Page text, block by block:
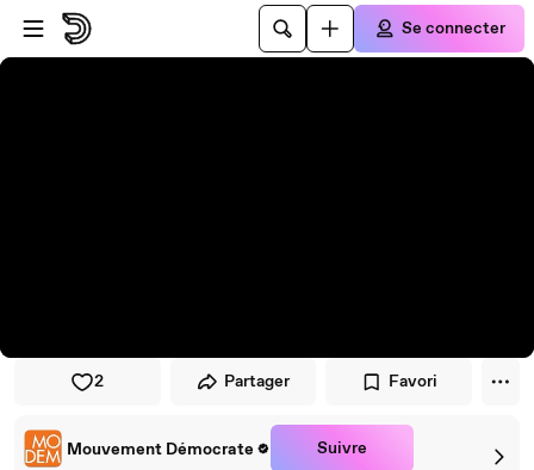
Passer au player
Passer au contenu principal
Se connecter
2 Partager Favori
Mouvement Démocrate Suivre